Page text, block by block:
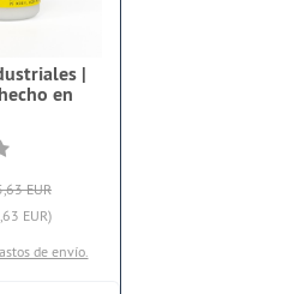
|
en
EUR
EUR)
de envío.